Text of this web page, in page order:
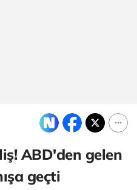
ABD'den gelen
geçti